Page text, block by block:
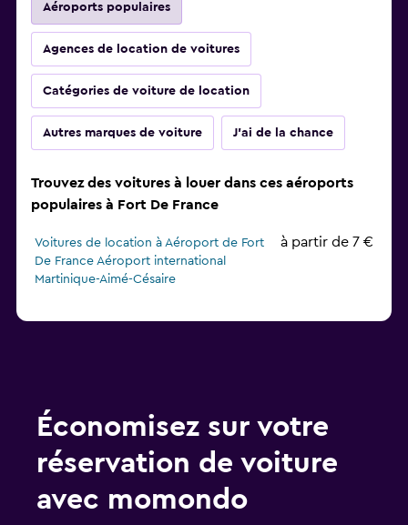
Aéroports populaires
Agences de location de voitures
Catégories de voiture de location
Autres marques de voiture J'ai de la chance
Trouvez des voitures à louer dans ces aéroports
populaires à Fort De France
Voitures de location à Aéroport de Fort
De France Aéroport international
Martinique-Aimé-Césaire
à partir de 7 €
Économisez sur votre
réservation de voiture
avec momondo